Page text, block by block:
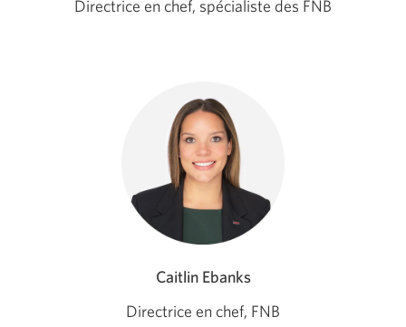
Directrice en chef, spécialiste des FNB
Caitlin Ebanks
Directrice en chef, FNB